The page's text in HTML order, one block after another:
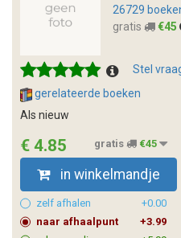
26729
gratis
€45
Stel
gerelateerde boeken
Als nieuw
€ 4.85 gratis €45
in winkelmandje
zelf afhalen
+0.00
naar afhaalpunt
+3.99